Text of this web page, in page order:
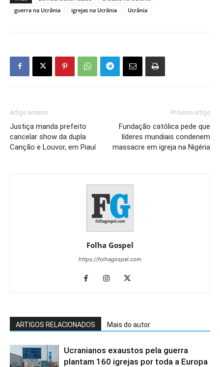
guerra na Ucrânia
igrejas na Ucrânia Ucrânia
Artigo anterior
Justiça manda prefeito
cancelar show da dupla
Canção e Louvor, em Piauí
Próximo artigo
Fundação católica pede que
líderes mundiais condenem
massacre em igreja na Nigéria
Folha Gospel
https://folhagospel.com
ARTIGOS RELACIONADOS Mais do autor
Ucranianos exaustos pela guerra
plantam 160 igrejas por toda a Europa